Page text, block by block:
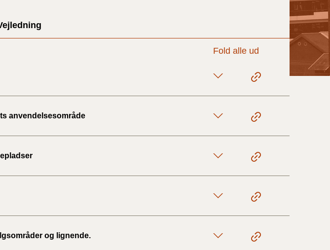
BR18 (1/7- 31/12
2023)
BR18 (1/7 - 16/9
Fold alle ud
anvendelsesområde
og lignende.